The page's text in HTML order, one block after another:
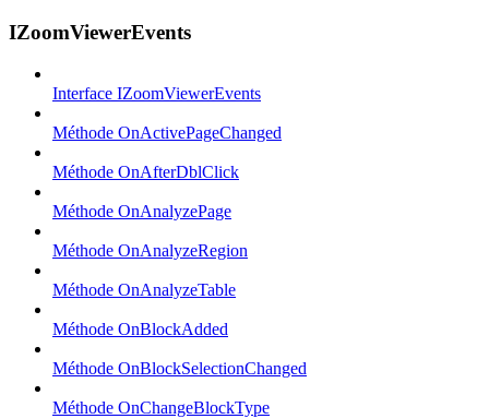
IZoomViewerEvents
Interface IZoomViewerEvents
Méthode OnActivePageChanged
Méthode OnAfterDblClick
Méthode OnAnalyzePage
Méthode OnAnalyzeRegion
Méthode OnAnalyzeTable
Méthode OnBlockAdded
Méthode OnBlockSelectionChanged
Méthode OnChangeBlockType